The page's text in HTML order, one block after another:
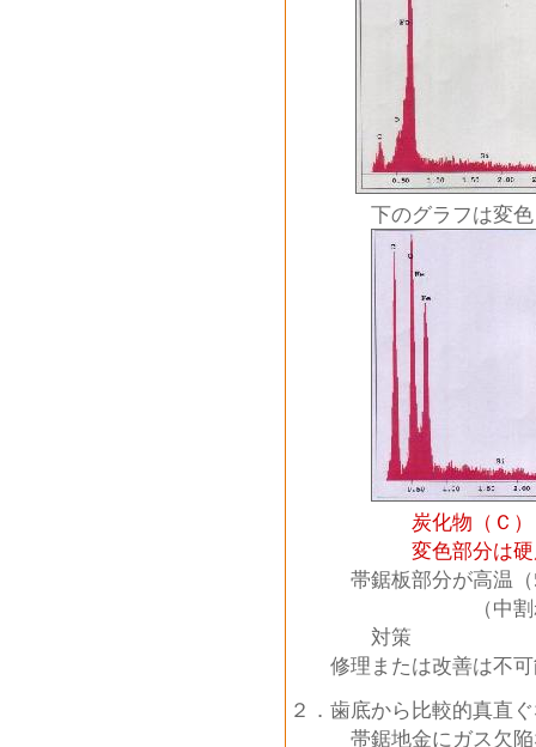
下のグラフは変色し
炭化物（Ｃ
変色部分は
帯鋸板部分が高温（
（中割れが
対策
修理または改善は不可
２．歯底から比較的真直
帯鋸地金にガス欠陥な